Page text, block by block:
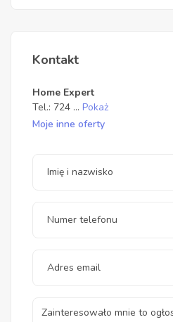
Kontakt
Home Expert
Tel.: 724 ... Pokaż
Moje inne oferty